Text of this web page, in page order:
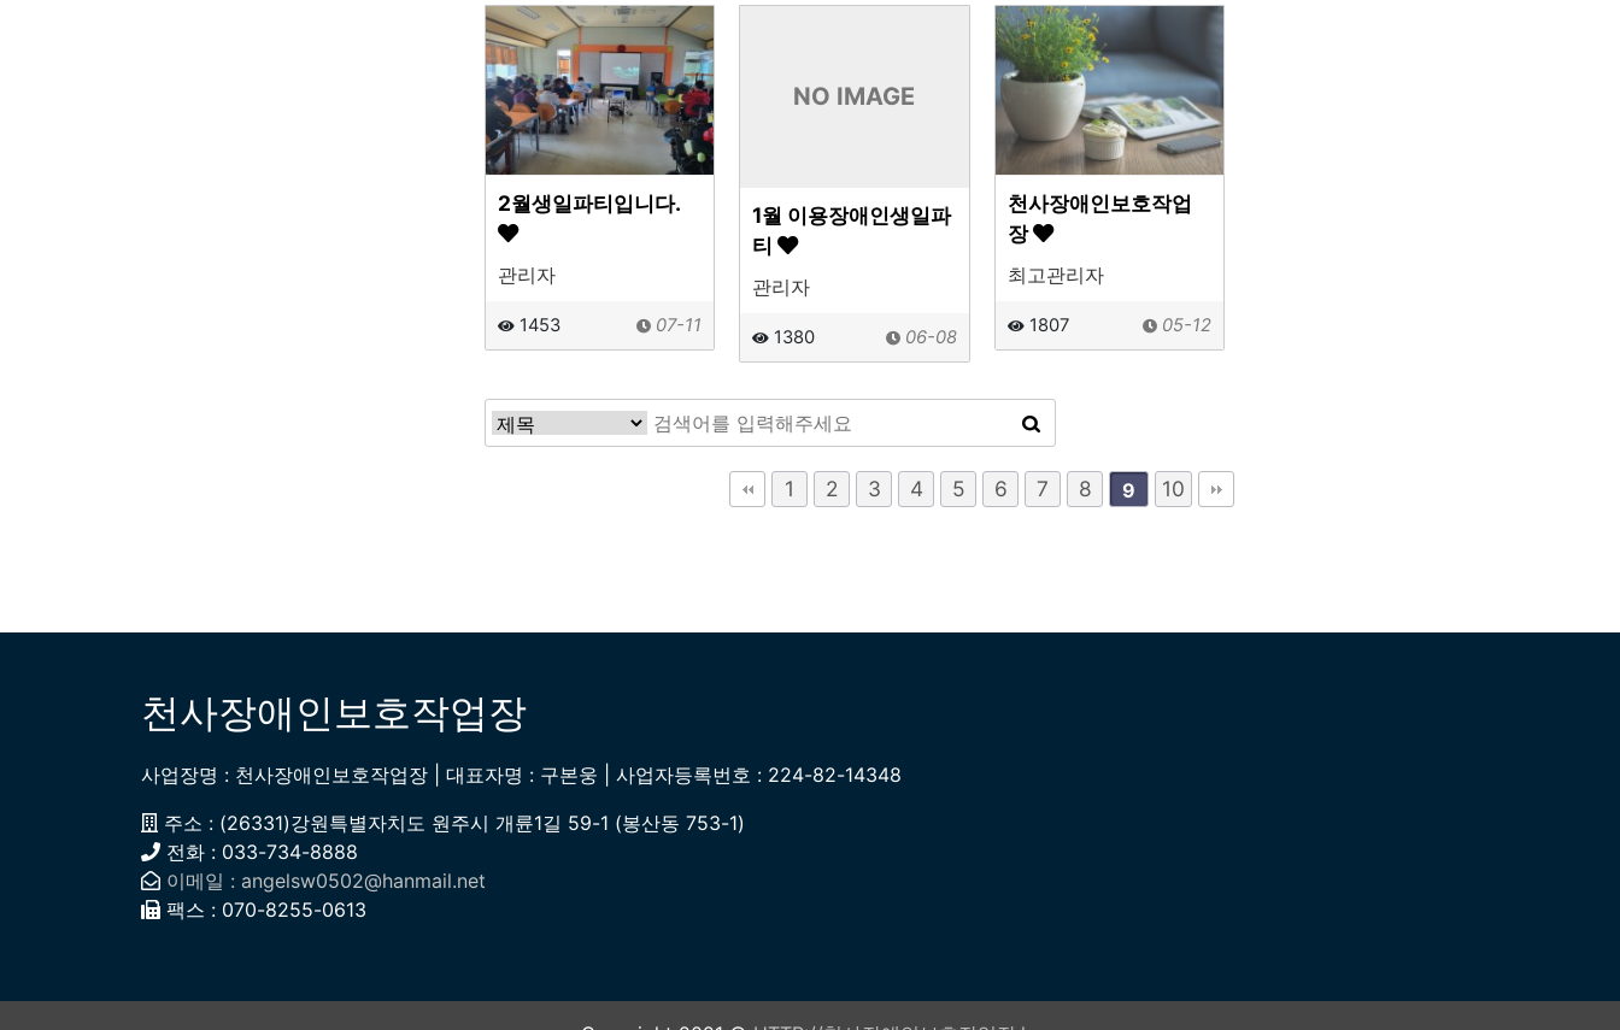
2월생일파티입니다.
관리자
1453 07-11
NO IMAGE
1월 이용장애인생일파
티
관리자
1380 06-08
천사장애인보호작업
장
최고관리자
1807 05-12
1 2 3 4 5 6 7 8 9 10
천사장애인보호작업장
사업장명 : 천사장애인보호작업장 | 대표자명 : 구본웅 | 사업자등록번호 : 224-82-14348
주소 : (26331)강원특별자치도 원주시 개륜1길 59-1 (봉산동 753-1)
전화 : 033-734-8888
이메일 : angelsw0502@hanmail.net
팩스 : 070-8255-0613